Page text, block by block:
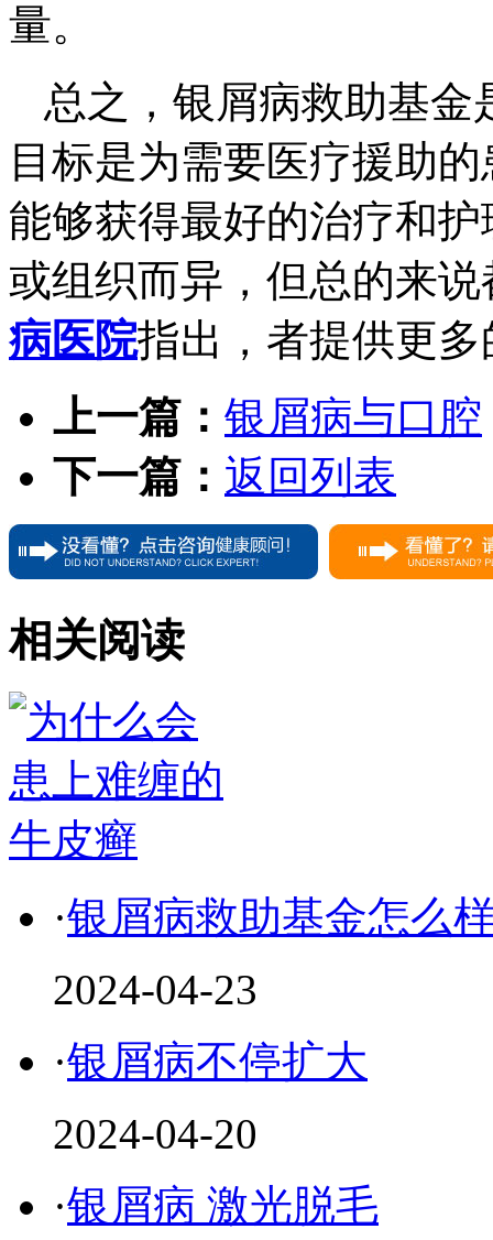
量。
总之，银屑病救助基金
目标是为需要医疗援助
能够获得最好的治疗和
或组织而异，但总的来
病医院指出，者提供更
上一篇： 银屑病与口腔
下一篇： 返回列表
相关阅读
·银屑病救助基金怎么
2024-04-23
·银屑病不停扩大
2024-04-20
·银屑病 激光脱毛